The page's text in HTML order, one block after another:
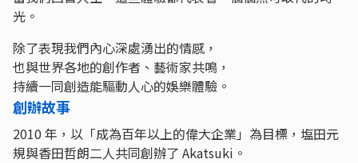
光。
除了表現我們內心深處湧出的情感，
也與世界各地的創作者、藝術家共鳴，
持續一同創造能驅動人心的娛樂體驗。
創辦故事
2010 年，以「成為百年以上的偉大企業」為目標，塩田元
規與香田哲朗二人共同創辦了 Akatsuki。